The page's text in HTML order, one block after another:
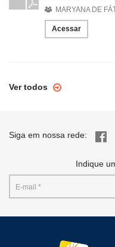
MARYANA DE
Acessar
Ver todos
Siga em nossa rede:
Indique